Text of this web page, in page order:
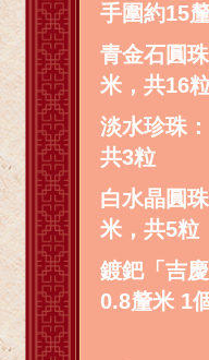
手圍約15
青金石圓
米，共16
淡水珍珠
共3粒
白水晶圓
米，共5粒
鍍鈀「吉
0.8釐米 1